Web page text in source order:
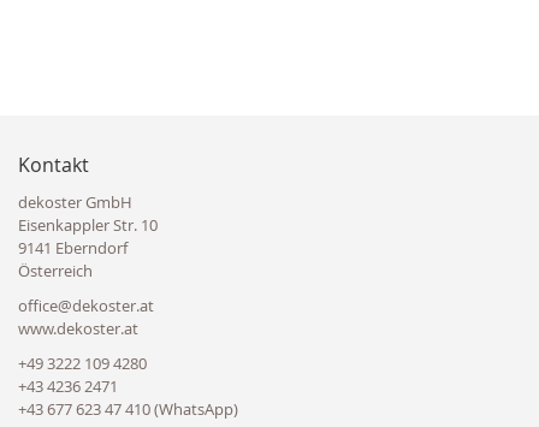
Kontakt
dekoster GmbH
Eisenkappler Str. 10
9141 Eberndorf
Österreich
office@dekoster.at
www.dekoster.at
+49 3222 109 4280
+43 4236 2471
+43 677 623 47 410 (WhatsApp)